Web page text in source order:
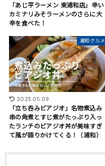
「あじ平ラーメン 東浦和店」辛い
カミナリみそラーメンのさらに大
辛を食べた！
浦和グルメ
2023.05.09
「立ち呑みビアジオ」名物煮込み
串の角煮とすじ煮がたっぷり入っ
たランチのビアジオ丼が美味すぎ
て風が語りかけてくる！（浦和）